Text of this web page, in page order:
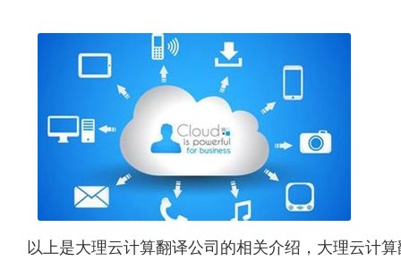
以上是大理云计算翻译公司的相关介绍，大理云计